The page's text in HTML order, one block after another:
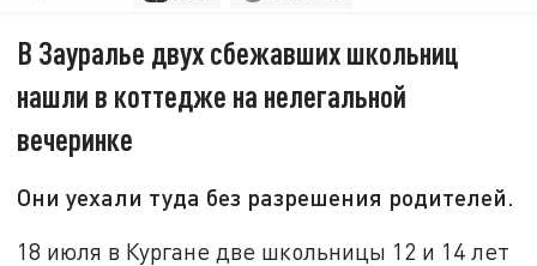
В Зауралье двух сбежавших школьниц
нашли в коттедже на нелегальной
вечеринке
Они уехали туда без разрешения родителей.
18 июля в Кургане две школьницы 12 и 14 лет